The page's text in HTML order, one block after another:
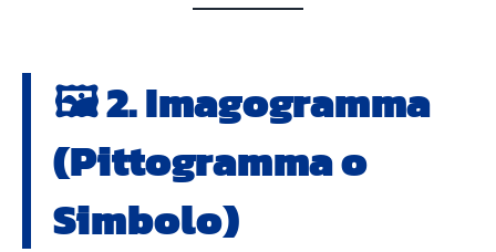
🖼️ 2.Imagogramma
(Pittogramma o
Simbolo)